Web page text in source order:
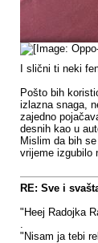
I slični ti neki
Pošto bih
izlazna snaga,
zajedno
desnih kao u
Mislim da bih
vrijeme izgubilo
RE: Sve i
"Heej Radojka
.
"Nisam ja tebi